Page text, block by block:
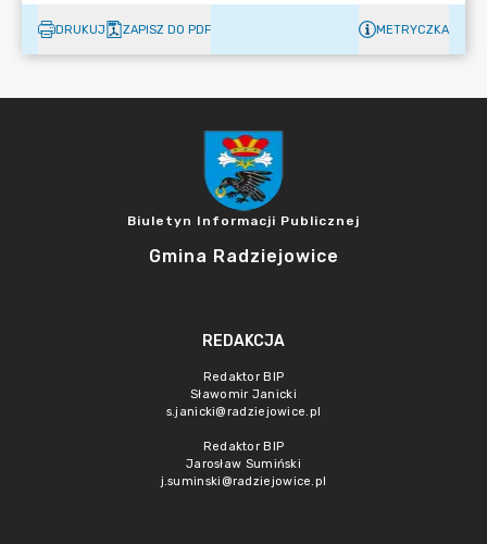
DRUKUJ ZAPISZ DO PDF METRYCZKA
Biuletyn Informacji Publicznej
Gmina Radziejowice
REDAKCJA
Redaktor BIP
Sławomir Janicki
s.janicki@radziejowice.pl
Redaktor BIP
Jarosław Sumiński
j.suminski@radziejowice.pl